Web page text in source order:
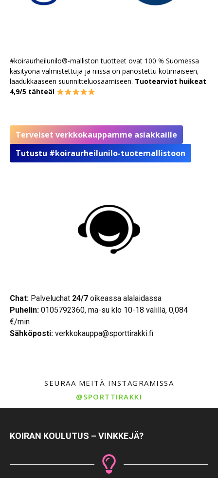
#koiraurheilunilo®-malliston tuotteet ovat 100 % Suomessa
käsityönä valmistettuja ja niissä on panostettu kotimaiseen,
laadukkaaseen suunnitteluosaamiseen. Tuotearviot huikeat
4,9/5 tähteä!
Terveiset verkkokauppamme asiakkaille
Tutustu #koiraurheilunilo-tuotemallistoon
Chat: Palveluchat 24/7 oikeassa alalaidassa
Puhelin: 0105792360, ma-su klo 10-18 välillä, 0,084
€/min
Sähköposti: verkkokauppa@sporttirakki.fi
SEURAA MEITÄ INSTAGRAMISSA
@SPORTTIRAKKI
KOIRAN KOULUTUS – VINKKEJÄ?